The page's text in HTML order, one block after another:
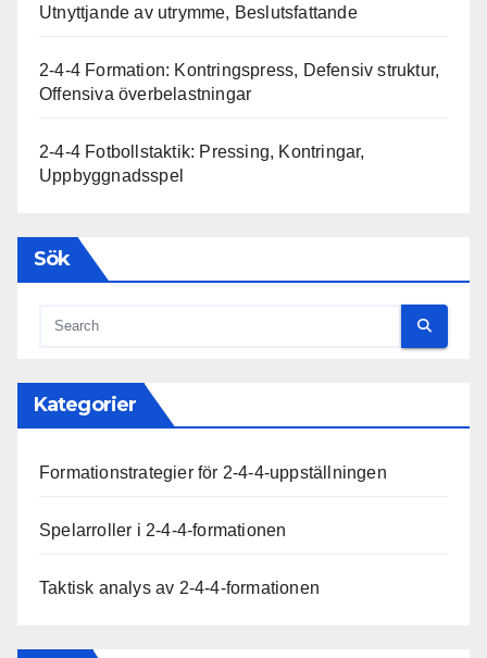
Utnyttjande av utrymme, Beslutsfattande
2-4-4 Formation: Kontringspress, Defensiv struktur,
Offensiva överbelastningar
2-4-4 Fotbollstaktik: Pressing, Kontringar,
Uppbyggnadsspel
Sök
Kategorier
Formationstrategier för 2-4-4-uppställningen
Spelarroller i 2-4-4-formationen
Taktisk analys av 2-4-4-formationen